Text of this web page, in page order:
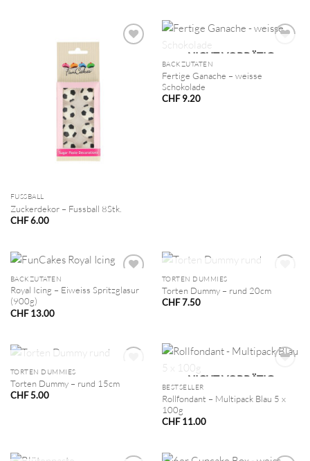
FUSSBALL
Zuckerdekor – Fussball 8Stk.
CHF6.00
NICHT VORRÄTIG
BACKZUTATEN
Fertige Ganache – weisse
Schokolade
CHF9.20
BACKZUTATEN
Royal Icing – Eiweiss Spritzglasur
(900g)
CHF13.00
NICHT VORRÄTIG
TORTEN DUMMIES
Torten Dummy – rund 20cm
CHF7.50
NICHT VORRÄTIG
TORTEN DUMMIES
Torten Dummy – rund 15cm
CHF5.00
NICHT VORRÄTIG
BESTSELLER
Rollfondant – Multipack Blau 5 x
100g
CHF11.00